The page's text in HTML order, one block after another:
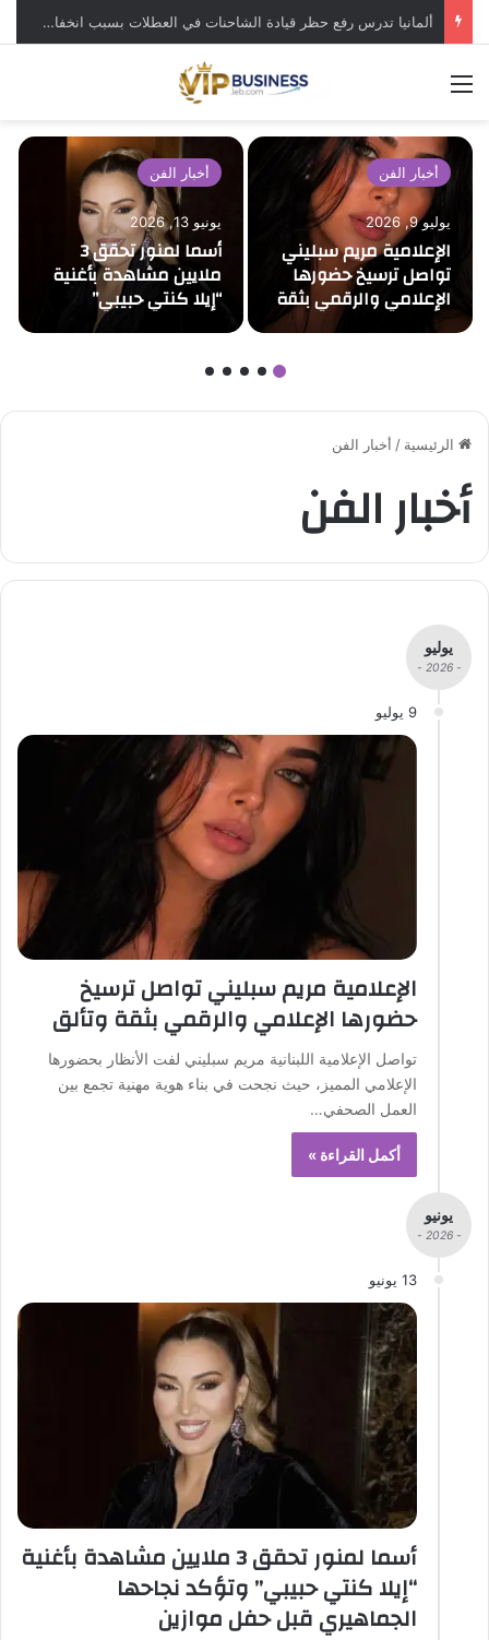
ألمانيا تدرس رفع حظر قيادة الشاحنات في العطلات بسبب انخفاض منسوب “الراين”
أخبار الفن
يوليو 9, 2026
الإعلامية مريم سبليني
تواصل ترسيخ حضورها
الإعلامي والرقمي بثقة
وتألق
أخبار الفن
يونيو 13, 2026
أسما لمنور تحقق 3
ملايين مشاهدة بأغنية
“إيلا كنتي حبيبي”
موازين
الرئيسية / أخبار الفن
أخبار الفن
يوليو
- 2026 -
9 يوليو
الإعلامية مريم سبليني تواصل ترسيخ
حضورها الإعلامي والرقمي بثقة وتألق
تواصل الإعلامية اللبنانية مريم سبليني لفت الأنظار بحضورها
الإعلامي المميز، حيث نجحت في بناء هوية مهنية تجمع بين
العمل الصحفي…
أكمل القراءة »
يونيو
- 2026 -
13 يونيو
أسما لمنور تحقق 3 ملايين مشاهدة بأغنية
“إيلا كنتي حبيبي” وتؤكد نجاحها
الجماهيري قبل حفل موازين